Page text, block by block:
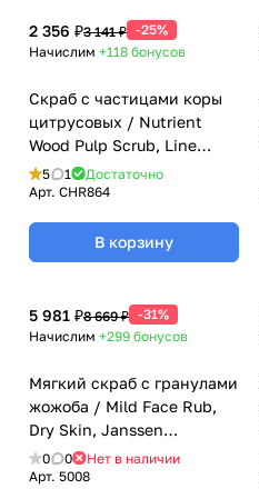
2 356 ₽3 141 ₽ -25%
Начислим +118 бонусов
Скраб с частицами коры
цитрусовых / Nutrient
Wood Pulp Scrub, Line
Repair, Christina
(Кристина) - 75 мл
5 1
Достаточно
Арт. CHR864
В корзину
5 981 ₽8 669 ₽ -31%
Начислим +299 бонусов
Мягкий скраб с гранулами
жожоба / Mild Face Rub,
Dry Skin, Janssen
Cosmetics (Янсен
косметика), 50 мл
0 0
Нет в наличии
Арт. 5008